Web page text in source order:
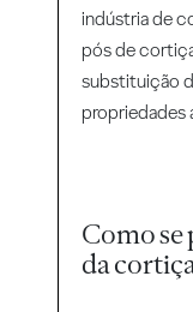
indústria de
pós de
substituição
propriedades
Como
da